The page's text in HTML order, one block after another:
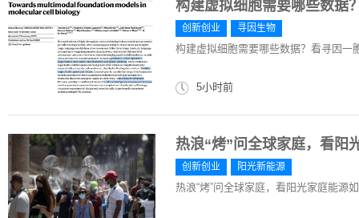
构建虚拟细胞需要哪些数据
创新创业 寻因生物
构建虚拟细胞需要哪些数据？看寻因一
5小时前
热浪“烤”问全球家庭，看阳
创新创业 阳光新能源
热浪“烤”问全球家庭，看阳光家庭能源